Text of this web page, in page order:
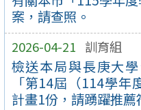
案，請查照。
2026-04-21 訓育組
檢送本局與長庚大
「第14屆（114學
計畫1份，請踴躍推薦